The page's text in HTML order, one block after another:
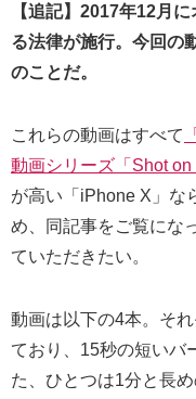
【追記】2017年12月
る法律が施行。今回の
のことだ。
これらの動画はすべて
動画シリーズ「Shot on
が高い「iPhone X」な
め、同記事をご覧にな
ていただきたい。
動画は以下の4本。そ
ており、15秒の短いバ
た、ひとつは1分と長